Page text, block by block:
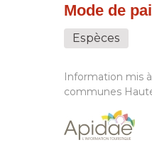
Mode de
Espèces
Information mis
communes